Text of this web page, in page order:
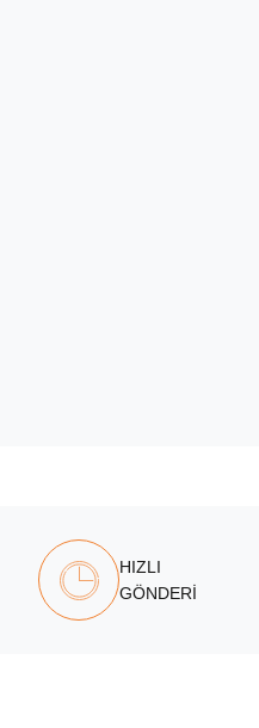
HIZLI
GÖNDERİ